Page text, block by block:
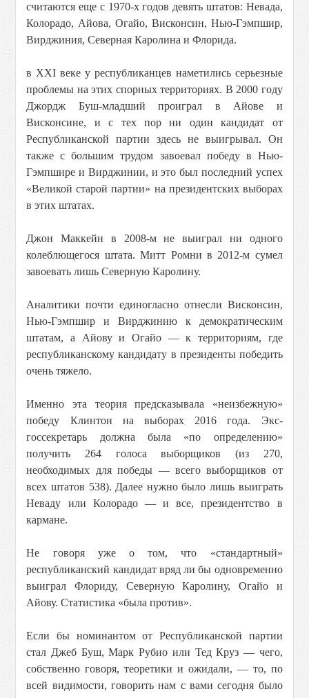
считаются еще с 1970-х годов девять штатов: Невада,
Колорадо, Айова, Огайо, Висконсин, Нью-Гэмпшир,
Вирджиния, Северная Каролина и Флорида.
в XXI веке у республиканцев наметились серьезные
проблемы на этих спорных территориях. В 2000 году
Джордж Буш-младший проиграл в Айове и
Висконсине, и с тех пор ни один кандидат от
Республиканской партии здесь не выигрывал. Он
также с большим трудом завоевал победу в Нью-
Гэмпшире и Вирджинии, и это был последний успех
«Великой старой партии» на президентских выборах
в этих штатах.
Джон Маккейн в 2008-м не выиграл ни одного
колеблющегося штата. Митт Ромни в 2012-м сумел
завоевать лишь Северную Каролину.
Аналитики почти единогласно отнесли Висконсин,
Нью-Гэмпшир и Вирджинию к демократическим
штатам, а Айову и Огайо — к территориям, где
республиканскому кандидату в президенты победить
очень тяжело.
Именно эта теория предсказывала «неизбежную»
победу Клинтон на выборах 2016 года. Экс-
госсекретарь должна была «по определению»
получить 264 голоса выборщиков (из 270,
необходимых для победы — всего выборщиков от
всех штатов 538). Далее нужно было лишь выиграть
Неваду или Колорадо — и все, президентство в
кармане.
Не говоря уже о том, что «стандартный»
республиканский кандидат вряд ли бы одновременно
выиграл Флориду, Северную Каролину, Огайо и
Айову. Статистика «была против».
Если бы номинантом от Республиканской партии
стал Джеб Буш, Марк Рубио или Тед Круз — чего,
собственно говоря, теоретики и ожидали, — то, по
всей видимости, говорить нам с вами сегодня было